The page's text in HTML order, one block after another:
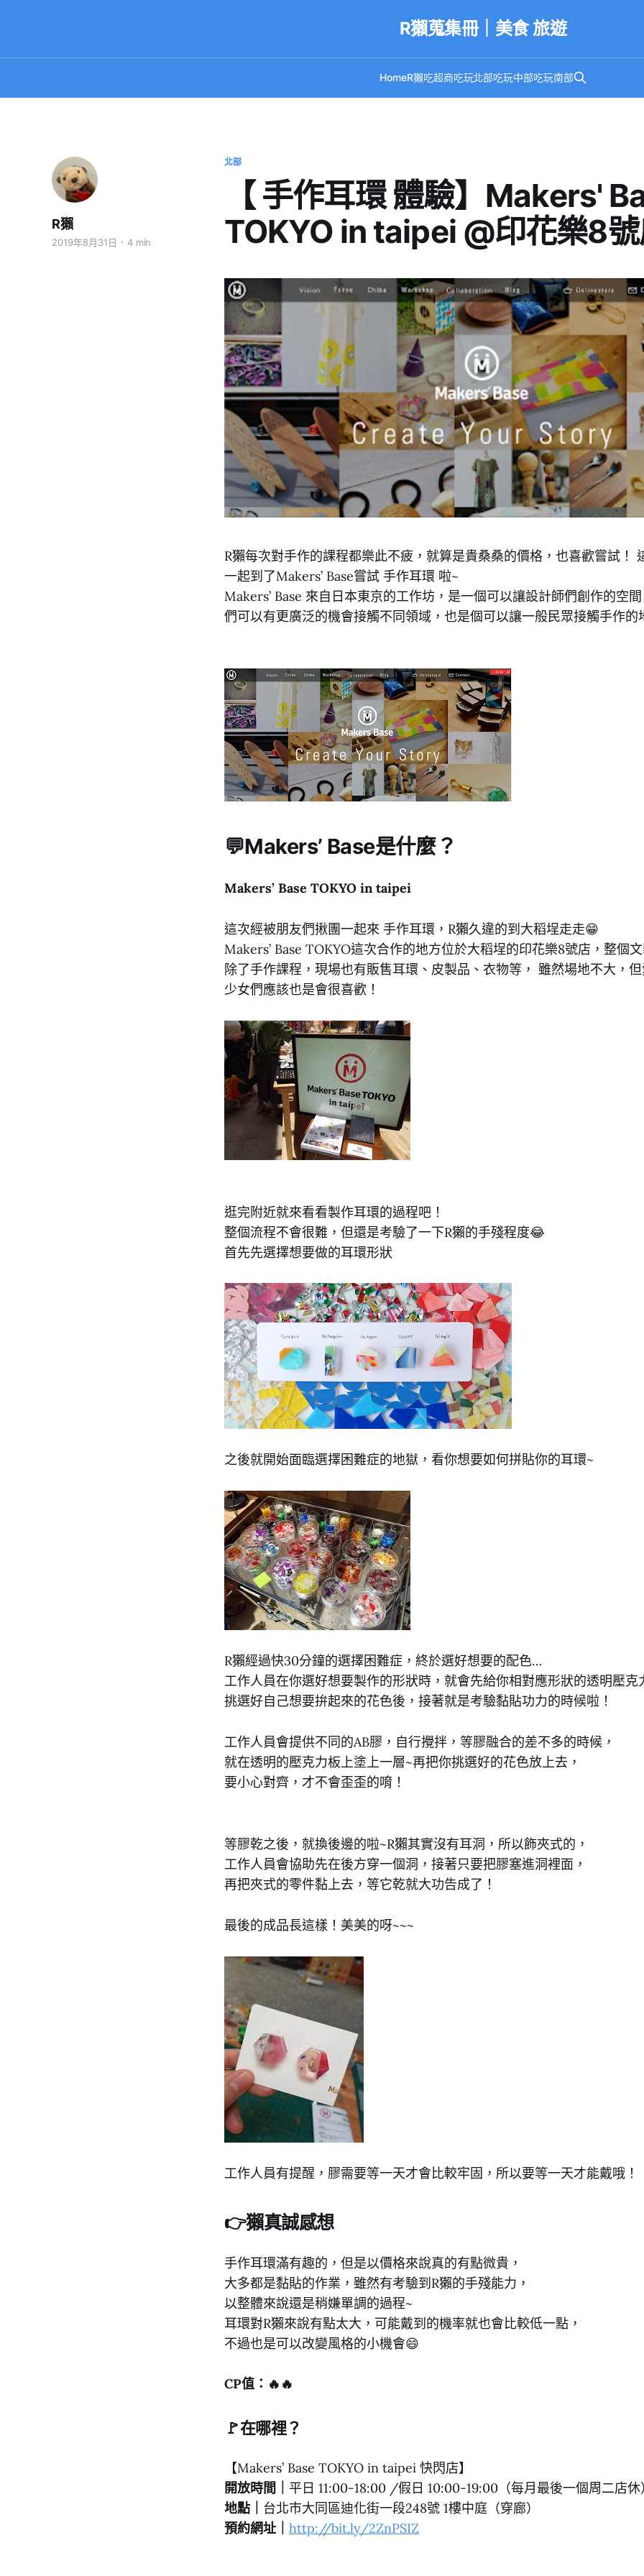
R獺蒐集冊｜美食 旅遊
HomeR獺吃超商吃玩北部吃玩中部吃玩南部
北部
【 手作耳環 體驗】Makers'
TOKYO in taipei @印花樂8
R獺
2019年8月31日 4 min
R獺每次對手作的課程都樂此不疲，就算是貴桑桑的價格，也喜歡嘗試！
一起到了Makers’ Base嘗試 手作耳環 啦~
Makers’ Base 來自日本東京的工作坊，是一個可以讓設計師們創作的空
們可以有更廣泛的機會接觸不同領域，也是個可以讓一般民眾接觸手作的
💬Makers’ Base是什麼？
Makers’ Base TOKYO in taipei
這次經被朋友們揪團一起來 手作耳環，R獺久違的到大稻埕走走😁
Makers’ Base TOKYO這次合作的地方位於大稻埕的印花樂8號店，整個
除了手作課程，現場也有販售耳環、皮製品、衣物等， 雖然場地不大，
少女們應該也是會很喜歡！
逛完附近就來看看製作耳環的過程吧！
整個流程不會很難，但還是考驗了一下R獺的手殘程度😂
首先先選擇想要做的耳環形狀
之後就開始面臨選擇困難症的地獄，看你想要如何拼貼你的耳環~
R獺經過快30分鐘的選擇困難症，終於選好想要的配色…
工作人員在你選好想要製作的形狀時，就會先給你相對應形狀的透明壓克
挑選好自己想要拚起來的花色後，接著就是考驗黏貼功力的時候啦！
工作人員會提供不同的AB膠，自行攪拌，等膠融合的差不多的時候，
就在透明的壓克力板上塗上一層~再把你挑選好的花色放上去，
要小心對齊，才不會歪歪的唷！
等膠乾之後，就換後邊的啦~R獺其實沒有耳洞，所以飾夾式的，
工作人員會協助先在後方穿一個洞，接著只要把膠塞進洞裡面，
再把夾式的零件黏上去，等它乾就大功告成了！
最後的成品長這樣！美美的呀~~~
工作人員有提醒，膠需要等一天才會比較牢固，所以要等一天才能戴哦！
👉獺真誠感想
手作耳環滿有趣的，但是以價格來說真的有點微貴，
大多都是黏貼的作業，雖然有考驗到R獺的手殘能力，
以整體來說還是稍嫌單調的過程~
耳環對R獺來說有點太大，可能戴到的機率就也會比較低一點，
不過也是可以改變風格的小機會😄
CP值：🔥🔥
🚩在哪裡？
【Makers’ Base TOKYO in taipei 快閃店】
開放時間｜ 平日 11:00-18:00 /假日 10:00-19:00（每月最後一個周二店休
地點｜ 台北市大同區迪化街一段248號 1樓中庭（穿廊）
預約網址｜ http://bit.ly/2ZnPSIZ